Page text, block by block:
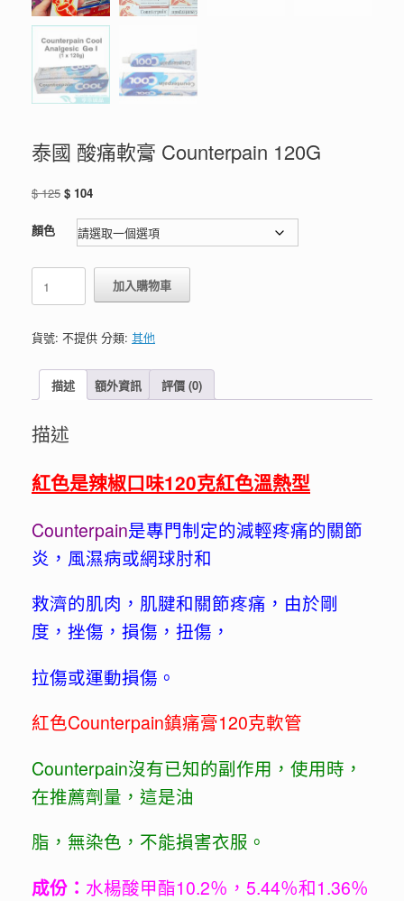
泰國 酸痛軟膏 Counterpain 120G
$125 原
格：
$ 104目
價
格：
顏色
酸
軟
Counterpain
120G
量
加入購物車
貨號: 不提供 分類: 其他
描述 額外資訊 評價 (0)
描述
紅色是辣椒口味120克紅色溫熱型
Counterpain是專門制定的減輕疼痛的關節
炎，風濕病或網球肘和
救濟的肌肉，肌腱和關節疼痛，由於剛
度，挫傷，損傷，扭傷，
拉傷或運動損傷。
紅色Counterpain鎮痛膏120克軟管
Counterpain沒有已知的副作用，使用時，
在推薦劑量，這是油
脂，無染色，不能損害衣服。
成份： 水楊酸甲酯10.2％，5.44％和1.36％